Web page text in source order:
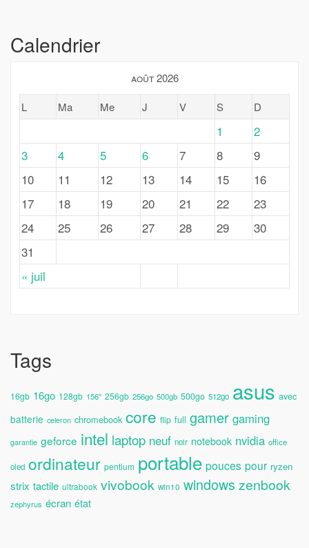
Calendrier
août 2026
L
Ma Me J V S D
« juil
1
2
3
4 5 6 7 8
9
10
11 12 13 14 15
16
17
18 19 20 21 22
23
24
25 26 27 28 29
30
31
Tags
16gb 16go 128gb 156'' 256gb 256go 500gb 500go 512go asus avec
batterie celeron chromebook core flip full gamer gaming
garantie geforce intel laptop neuf noir notebook nvidia office
oled ordinateur pentium portable pouces pour ryzen
strix tactile ultrabook vivobook win10 windows zenbook
zephyrus écran état